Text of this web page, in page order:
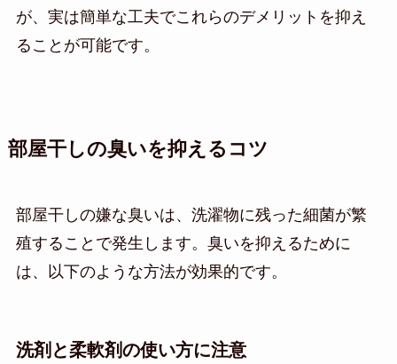
が、実は簡単な工夫でこれらのデメリットを抑え
ることが可能です。
部屋干しの臭いを抑えるコツ
部屋干しの嫌な臭いは、洗濯物に残った細菌が繁
殖することで発生します。臭いを抑えるために
は、以下のような方法が効果的です。
洗剤と柔軟剤の使い方に注意